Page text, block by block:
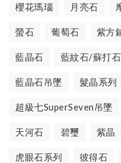
櫻花瑪瑙 月亮石
螢石 葡萄石 紫方
藍晶石 藍紋石/蘇打石
藍晶石吊墜 髮晶系列
超級七SuperSeven吊墜
天河石 碧璽 紫晶
虎眼石系列 彼得石